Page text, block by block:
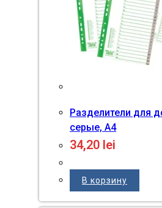
Разделители для
серые, А4
34,20 lei
В корзину